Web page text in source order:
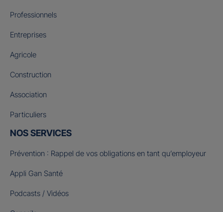
Professionnels
Entreprises
Agricole
Construction
Association
Particuliers
NOS SERVICES
Prévention : Rappel de vos obligations en tant qu’employeur
Appli Gan Santé
Podcasts / Vidéos